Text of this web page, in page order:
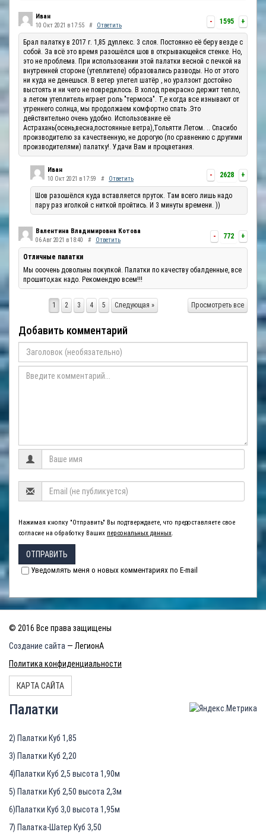
- 1595 +
Иван
10 Окт 2021 в 17:55 # Ответить
Брал палатку в 2017 г. 1,85 дуплекс. 3 слоя. Постоянно её беру везде с
собой. За всё это время разошёлся шов в открывающейся стенке. Но,
это не проблема. При использовании этой палатки весной с печкой на
внутренней стороне (утеплителе) образовались разводы. Но от этого
ни куда не денешься. В ветер улетел шатёр , но уралзонт достойно
выстоять и ни чего не повредилось. В холод прекрасно держит тепло,
а летом утеплитель играет роль "термоса". Т,е когда все изнывают от
утреннего солнца, мы продолжаем комфортно спать .Это
действительно очень удобно. Использование её
Астрахань(осень,весна,постоянные ветра),Тольятти Летом. .. Спасибо
производителю за качественную, не дорогую (по сравнению с другими
производителями) палатку!. Удачи Вам и процветания.
- 2628 +
Иван
10 Окт 2021 в 17:59 # Ответить
Шов разошёлся куда вставляется пруток. Там всего лишь надо
пару раз иголкой с ниткой пройтись. И 3 минуты времени. ))
- 772 +
Валентина Владимировна Котова
06 Авг 2021 в 18:40 # Ответить
Отличные палатки
Мы ооочень довольны покупкой. Палатки по качеству обалденные, все
прошито,как надо. Рекомендую всем!!!
Просмотреть все
1 2 3 4 5 Следующая »
Добавить комментарий
Нажимая кнопку "Отправить" Вы подтверждаете, что предоставляете свое
согласие на обработку Ваших персональных данных.
ОТПРАВИТЬ
Уведомлять меня о новых комментариях по E-mail
© 2016 Все права защищены
Создание сайта — ЛегионА
Политика конфиденциальности
КАРТА САЙТА
Палатки
2) Палатки Куб 1,85
3) Палатки Куб 2,20
4)Палатки Куб 2,5 высота 1,90м
5) Палатки Куб 2,50 высота 2,3м
6)Палатки Куб 3,0 высота 1,95м
7) Палатка-Шатер Куб 3,50